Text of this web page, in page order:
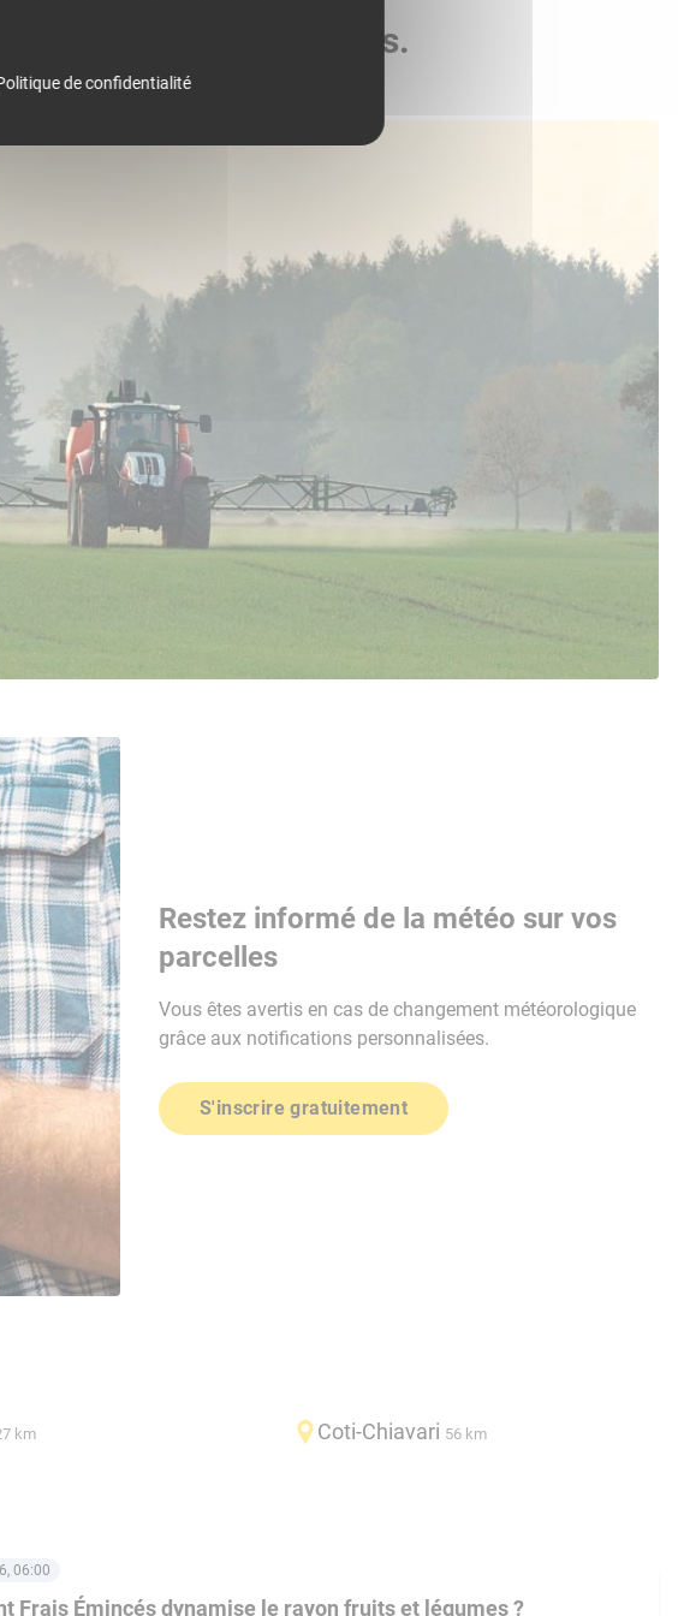
météo de vos parcelles.
Restez informé de la météo sur vos
parcelles
Vous êtes avertis en cas de changement météorologique
grâce aux notifications personnalisées.
S'inscrire gratuitement
km Coti-Chiavari 56 km
Frais Émincés dynamise le rayon fruits et légumes ?
06:00
de confidentialité